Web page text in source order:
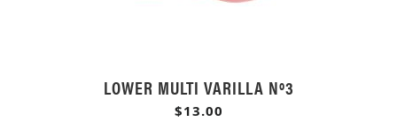
LOWER MULTI VARILLA Nº3
$13.00